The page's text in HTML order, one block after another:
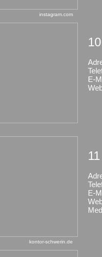
instagram.com
E-
E-
kontor-schwerin.de